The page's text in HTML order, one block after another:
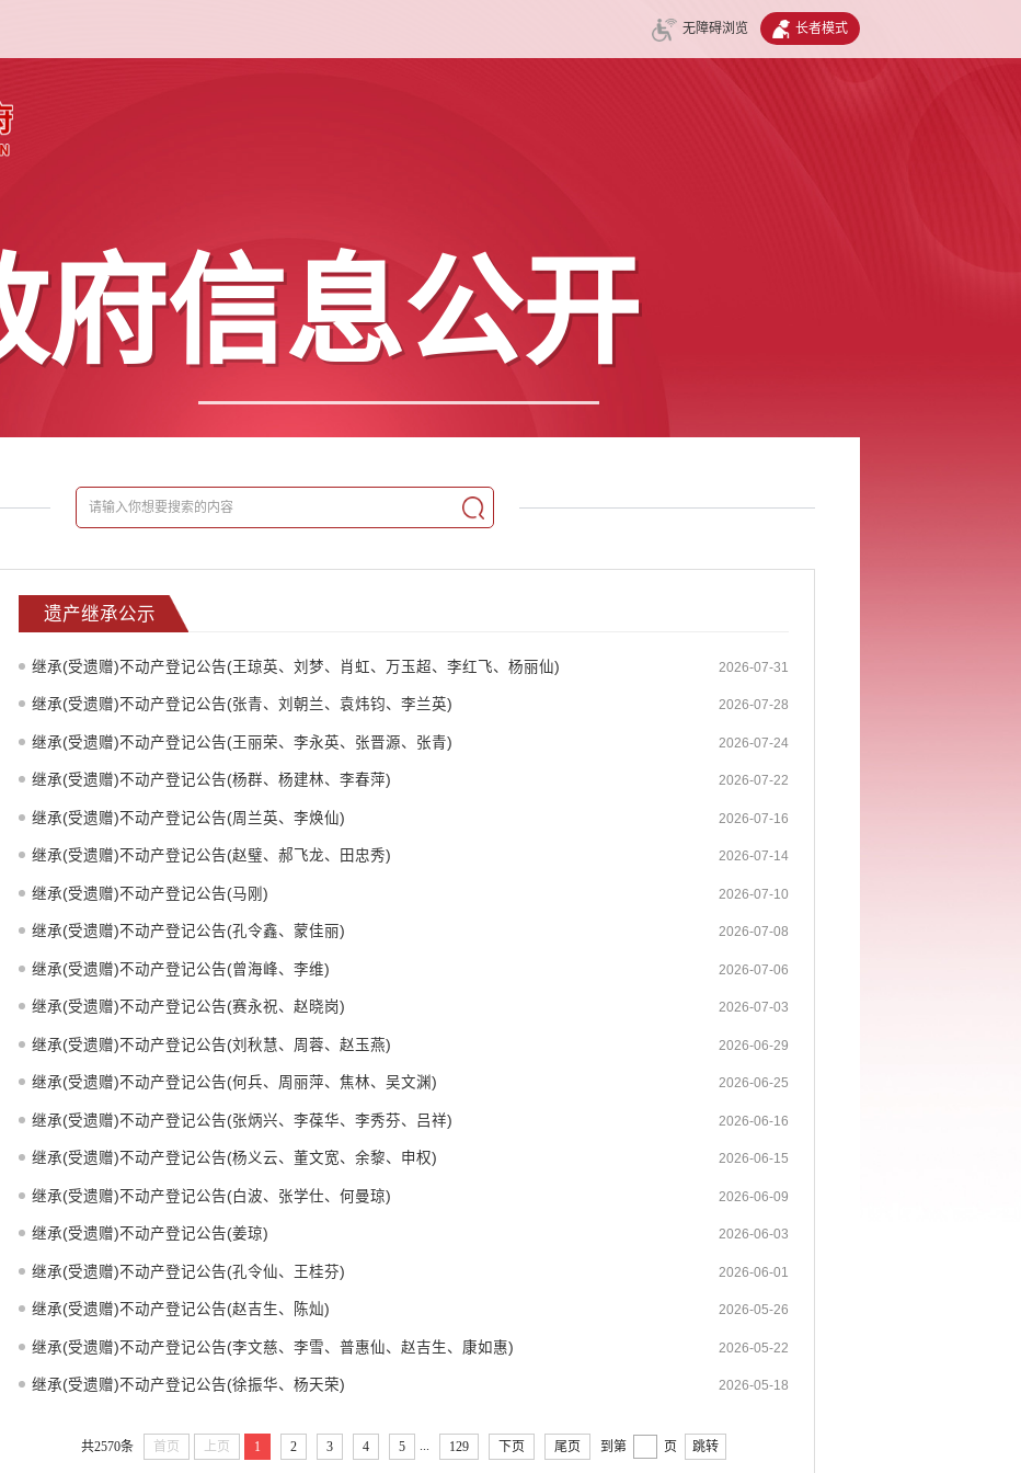
无障碍浏览 长者模式
府信息公开
遗产继承公示
继承(受遗赠)不动产登记公告(王琼英、刘梦、肖虹、万玉超、李红飞、杨丽仙) 2026-07-31
继承(受遗赠)不动产登记公告(张青、刘朝兰、袁炜钧、李兰英) 2026-07-28
继承(受遗赠)不动产登记公告(王丽荣、李永英、张晋源、张青) 2026-07-24
继承(受遗赠)不动产登记公告(杨群、杨建林、李春萍) 2026-07-22
继承(受遗赠)不动产登记公告(周兰英、李焕仙) 2026-07-16
继承(受遗赠)不动产登记公告(赵璧、郝飞龙、田忠秀) 2026-07-14
继承(受遗赠)不动产登记公告(马刚) 2026-07-10
继承(受遗赠)不动产登记公告(孔令鑫、蒙佳丽) 2026-07-08
继承(受遗赠)不动产登记公告(曾海峰、李维) 2026-07-06
继承(受遗赠)不动产登记公告(赛永祝、赵晓岗) 2026-07-03
继承(受遗赠)不动产登记公告(刘秋慧、周蓉、赵玉燕) 2026-06-29
继承(受遗赠)不动产登记公告(何兵、周丽萍、焦林、吴文渊) 2026-06-25
继承(受遗赠)不动产登记公告(张炳兴、李葆华、李秀芬、吕祥) 2026-06-16
继承(受遗赠)不动产登记公告(杨义云、董文宽、余黎、申权) 2026-06-15
继承(受遗赠)不动产登记公告(白波、张学仕、何曼琼) 2026-06-09
继承(受遗赠)不动产登记公告(姜琼) 2026-06-03
继承(受遗赠)不动产登记公告(孔令仙、王桂芬) 2026-06-01
继承(受遗赠)不动产登记公告(赵吉生、陈灿) 2026-05-26
继承(受遗赠)不动产登记公告(李文慈、李雪、普惠仙、赵吉生、康如惠) 2026-05-22
继承(受遗赠)不动产登记公告(徐振华、杨天荣) 2026-05-18
共2570条 首页 上页 1 2 3 4 5 129 下页 尾页 到第 页 跳转